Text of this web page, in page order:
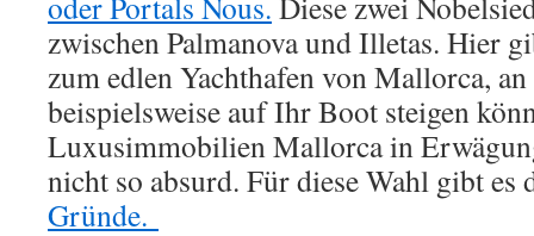
zwischen Palmanova und Illetas. Hier
zum edlen Yachthafen von Mallorca,
beispielsweise auf Ihr Boot steigen
Luxusimmobilien Mallorca in
nicht so absurd. Für diese Wahl gibt es
Gründe.